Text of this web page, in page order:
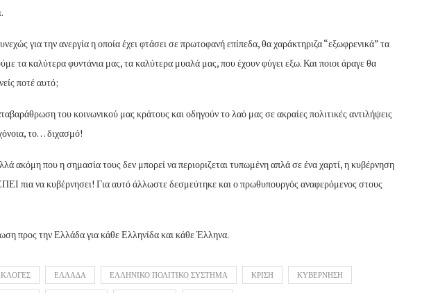
για την ανεργία η οποία έχει φτάσει σε πρωτοφανή επίπεδα, θα χαράκτηριζα “εξωφρενικά” τα
τα καλύτερα φυντάνια μας, τα καλύτερα μυαλά μας, που έχουν φύγει εξω. Και ποιοι άραγε θα
ποτέ αυτό;
του κοινωνικού μας κράτους και οδηγούν το λαό μας σε ακραίες πολιτικές αντιλήψεις
το… διχασμό!
ακόμη που η σημασία τους δεν μπορεί να περιοριζεται τυπωμένη απλά σε ένα χαρτί, η κυβέρνηση
πια να κυβέρνησει! Για αυτό άλλωστε δεσμεύτηκε και ο πρωθυπουργός αναφερόμενος στους
προς την Ελλάδα για κάθε Ελληνίδα και κάθε Έλληνα.
ΕΛΛΑΔΑ ΕΛΛΗΝΙΚΟ ΠΟΛΙΤΙΚΟ ΣΥΣΤΗΜΑ ΚΡΙΣΗ ΚΥΒΕΡΝΗΣΗ